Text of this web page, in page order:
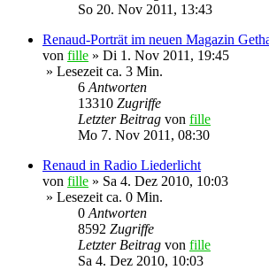
So 20. Nov 2011, 13:43
Renaud-Porträt im neuen Magazin
von fille » Di 1. Nov 2011, 19:45
» Lesezeit ca. 3 Min.
6Antworten
13310 Zugriffe
Letzter Beitrag von fille
Mo 7. Nov 2011, 08:30
Renaud in Radio Liederlicht
von fille » Sa 4. Dez 2010, 10:03
» Lesezeit ca. 0 Min.
0Antworten
8592 Zugriffe
Letzter Beitrag von fille
Sa 4. Dez 2010, 10:03